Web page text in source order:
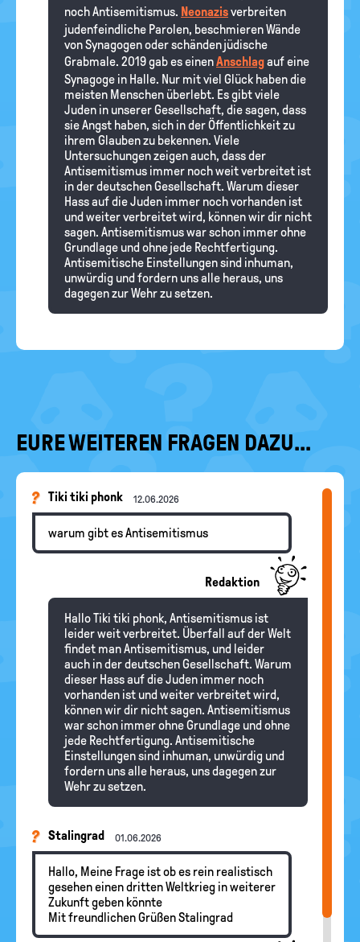
noch Antisemitismus. Neonazisverbreiten
judenfeindliche Parolen, beschmieren Wände
von Synagogen oder schänden jüdische
Grabmale. 2019 gab es einenAnschlagauf eine
Synagoge in Halle. Nur mit viel Glück haben die
meisten Menschen überlebt. Es gibt viele
Juden in unserer Gesellschaft, die sagen, dass
sie Angst haben, sich in der Öffentlichkeit zu
ihrem Glauben zu bekennen. Viele
Untersuchungen zeigen auch, dass der
Antisemitismus immer noch weit verbreitet ist
in der deutschen Gesellschaft. Warum dieser
Hass auf die Juden immer noch vorhanden ist
und weiter verbreitet wird, können wir dir nicht
sagen. Antisemitismus war schon immer ohne
Grundlage und ohne jede Rechtfertigung.
Antisemitische Einstellungen sind inhuman,
unwürdig und fordern uns alle heraus, uns
dagegen zur Wehr zu setzen.
EURE WEITEREN FRAGEN DAZU...
Tiki tiki phonk 12.06.2026
warum gibt es Antisemitismus
Redaktion
Hallo Tiki tiki phonk, Antisemitismus ist
leider weit verbreitet. Überfall auf der Welt
findet man Antisemitismus, und leider
auch in der deutschen Gesellschaft. Warum
dieser Hass auf die Juden immer noch
vorhanden ist und weiter verbreitet wird,
können wir dir nicht sagen. Antisemitismus
war schon immer ohne Grundlage und ohne
jede Rechtfertigung. Antisemitische
Einstellungen sind inhuman, unwürdig und
fordern uns alle heraus, uns dagegen zur
Wehr zu setzen.
Stalingrad 01.06.2026
Hallo, Meine Frage ist ob es rein realistisch
gesehen einen dritten Weltkrieg in weiterer
Zukunft geben könnte
Mit freundlichen Grüßen Stalingrad